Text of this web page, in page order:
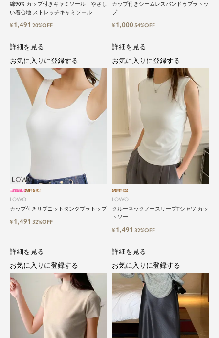
綿90% カップ付きキャミソール｜やさし
い着心地 ストレッチキャミソール
¥ 1,491 20%OFF
カップ付きシームレスバンドゥブラトッ
プ
¥ 1,00054%OFF
LOWO
カップ付きリブニットタンクブラトップ
新作早割会員価格
¥ 1,491 32%OFF
詳細を見る
お気に入りに登録する
LOWO
クルーネックノースリーブTシャツ カッ
トソー
会員価格
¥ 1,491 32%OFF
詳細を見る
お気に入りに登録する
詳細を見る
お気に入りに登録する
詳細を見る
お気に入りに登録する